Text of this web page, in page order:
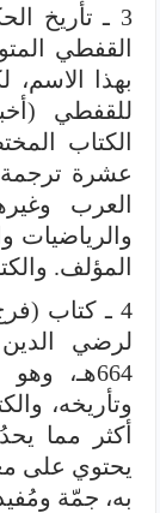
3 ـ تأريخ
بهذا الاسم،
للقفطي
الكتاب
عشرة ترجمة
العرب
والرياضيات
المؤلف.
4 ـ كتاب
لرضي
664هـ،
وتأريخه،
أكثر مما
يحتوي على
به، جمّة